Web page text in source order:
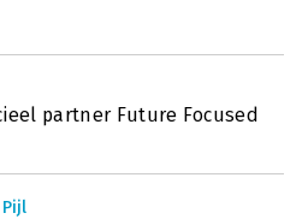
partner Future Focused